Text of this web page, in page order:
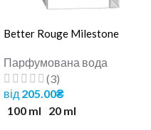
Better Rouge Milestone
Парфумована вода
(3)
від 205.00₴
100 ml
20 ml